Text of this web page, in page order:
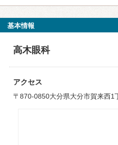
基本情報
高木眼科
アクセス
〒870-0850大分県大分市賀来西1